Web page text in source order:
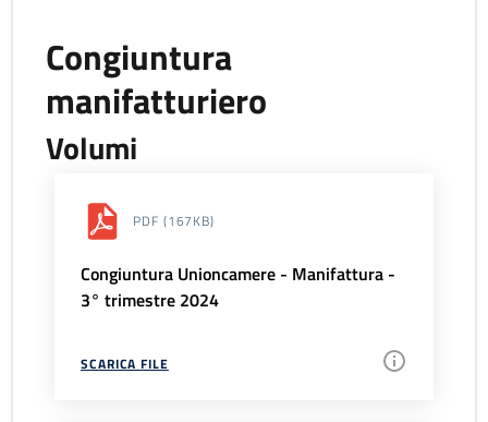
Congiuntura
manifatturiero
Volumi
PDF (167KB)
Congiuntura Unioncamere - Manifattura -
3° trimestre 2024
SCARICA FILE